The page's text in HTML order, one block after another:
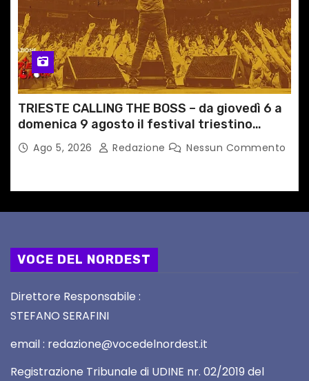
TRIESTE CALLING THE BOSS – da giovedì 6 a
domenica 9 agosto il festival triestino
dedicato a Springsteen
Ago 5, 2026 Redazione Nessun Commento
VOCE DEL NORDEST
Direttore Responsabile :
STEFANO SERAFINI
email : redazione@vocedelnordest.it
Registrazione Tribunale di UDINE nr. 02/2019 del